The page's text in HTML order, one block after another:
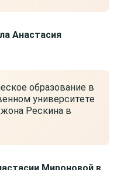
Анастасия
образование в
университете
Рескина в